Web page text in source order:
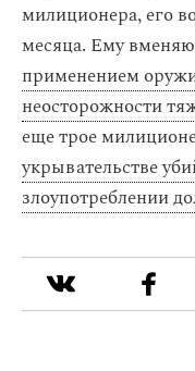
милиционера, его
месяца. Ему
применением
неосторожности
еще трое
укрывательстве
злоупотреблении